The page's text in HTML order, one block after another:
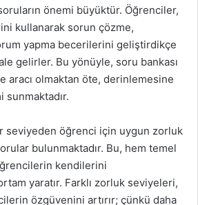
önemi büyüktür. Öğrenciler,
kullanarak sorun çözme,
yapma becerilerini geliştirdikçe
gelirler. Bu yönüyle, soru bankası
aracı olmaktan öte, derinlemesine
seviyeden öğrenci için uygun zorluk
bulunmaktadır. Bu, hem temel
kendilerini
yaratır. Farklı zorluk seviyeleri,
özgüvenini artırır; çünkü daha